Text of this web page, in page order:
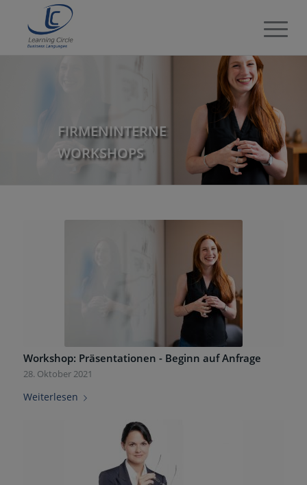
FIRMENINTERNE
WORKSHOPS
Workshop: Präsentationen - Beginn auf Anfrage
28. Oktober 2021
Weiterlesen